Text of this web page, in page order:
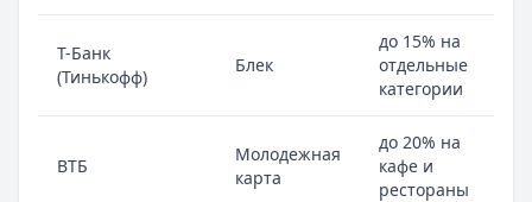
Т-Банк
(Тинькофф)
Блек
до 15% на
отдельные
категории
ВТБ
Молодежная
карта
до 20% на
кафе и
рестораны